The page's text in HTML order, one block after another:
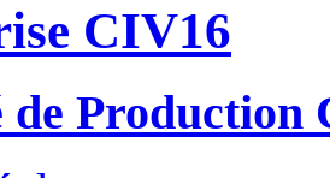
CIV16
de Production